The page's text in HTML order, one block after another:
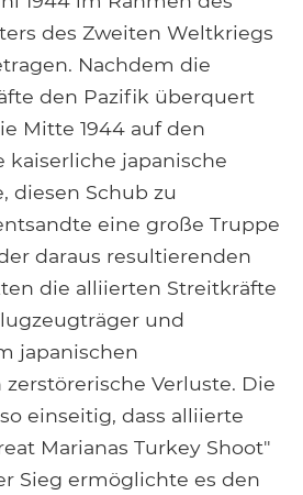
des Zweiten Weltkriegs
Nachdem die
den Pazifik überquert
Mitte 1944 auf den
kaiserliche japanische
diesen Schub zu
eine große Truppe
daraus resultierenden
die alliierten Streitkräfte
und
japanischen
Verluste. Die
einseitig, dass alliierte
Marianas Turkey Shoot"
Sieg ermöglichte es den